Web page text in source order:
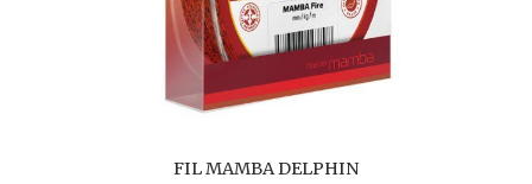
FIL MAMBA DELPHIN